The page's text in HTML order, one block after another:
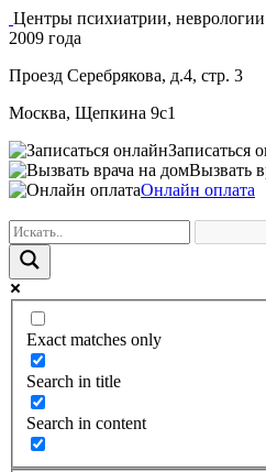
Центры психиатрии,
2009 года
Проезд Серебрякова, д.4, стр. 3
Москва, Щепкина 9с1
Записаться
Вызвать
Онлайн оплата
Exact matches only
Search in title
Search in content